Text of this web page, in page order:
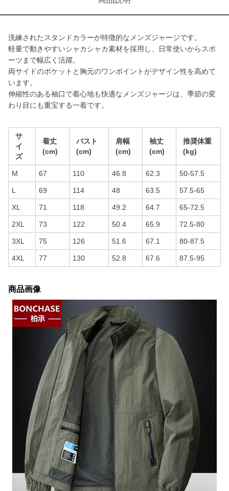
洗練されたスタンドカラーが特徴的なメンズジャージです。
軽量で動きやすいシャカシャカ素材を採用し、日常使いからスポ
ーツまで幅広く活躍。
両サイドのポケットと胸元のワンポイントがデザイン性を高めて
います。
伸縮性のある袖口で着心地も快適なメンズジャージは、季節の変
わり目にも重宝する一着です。
サ
イ
ズ
着丈
(cm)
バスト
(cm)
肩幅
(cm)
袖丈
(cm)
推奨体重
(kg)
M 67 110 46.8 62.3 50-57.5
L 69 114 48 63.5 57.5-65
XL 71 118 49.2 64.7 65-72.5
2XL 73 122 50.4 65.9 72.5-80
3XL 75 126 51.6 67.1 80-87.5
4XL 77 130 52.8 67.6 87.5-95
商品画像